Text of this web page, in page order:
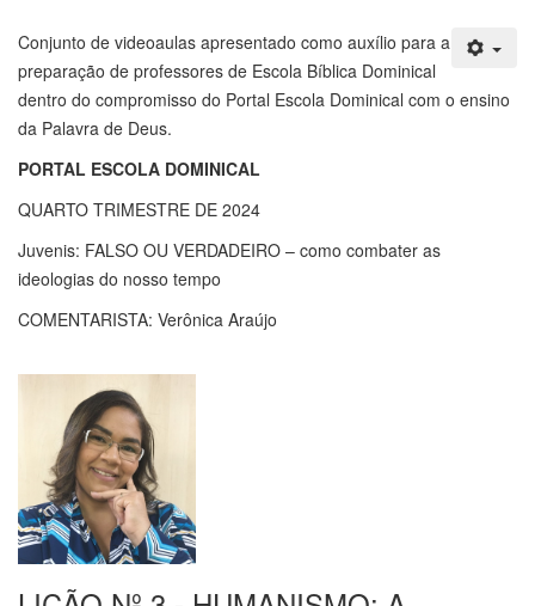
Conjunto de videoaulas apresentado como auxílio para a
preparação de professores de Escola Bíblica Dominical
dentro do compromisso do Portal Escola Dominical com o ensino
da Palavra de Deus.
PORTAL ESCOLA DOMINICAL
QUARTO TRIMESTRE DE 2024
Juvenis: FALSO OU VERDADEIRO – como combater as
ideologias do nosso tempo
COMENTARISTA: Verônica Araújo